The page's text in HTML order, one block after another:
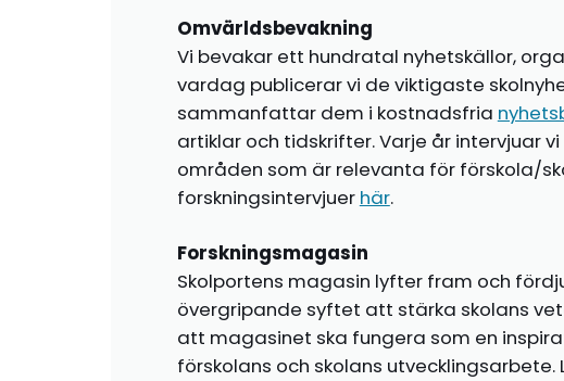
Omvärldsbevakning
Vi bevakar ett hundratal nyhetskällor,
vardag publicerar vi de viktigaste
sammanfattar dem i kostnadsfria
artiklar och tidskrifter. Varje år intervjuar
områden som är relevanta för förskola/
forskningsintervjuer här.
Forskningsmagasin
Skolportens magasin lyfter fram och
övergripande syftet att stärka skolans
att magasinet ska fungera som en
förskolans och skolans